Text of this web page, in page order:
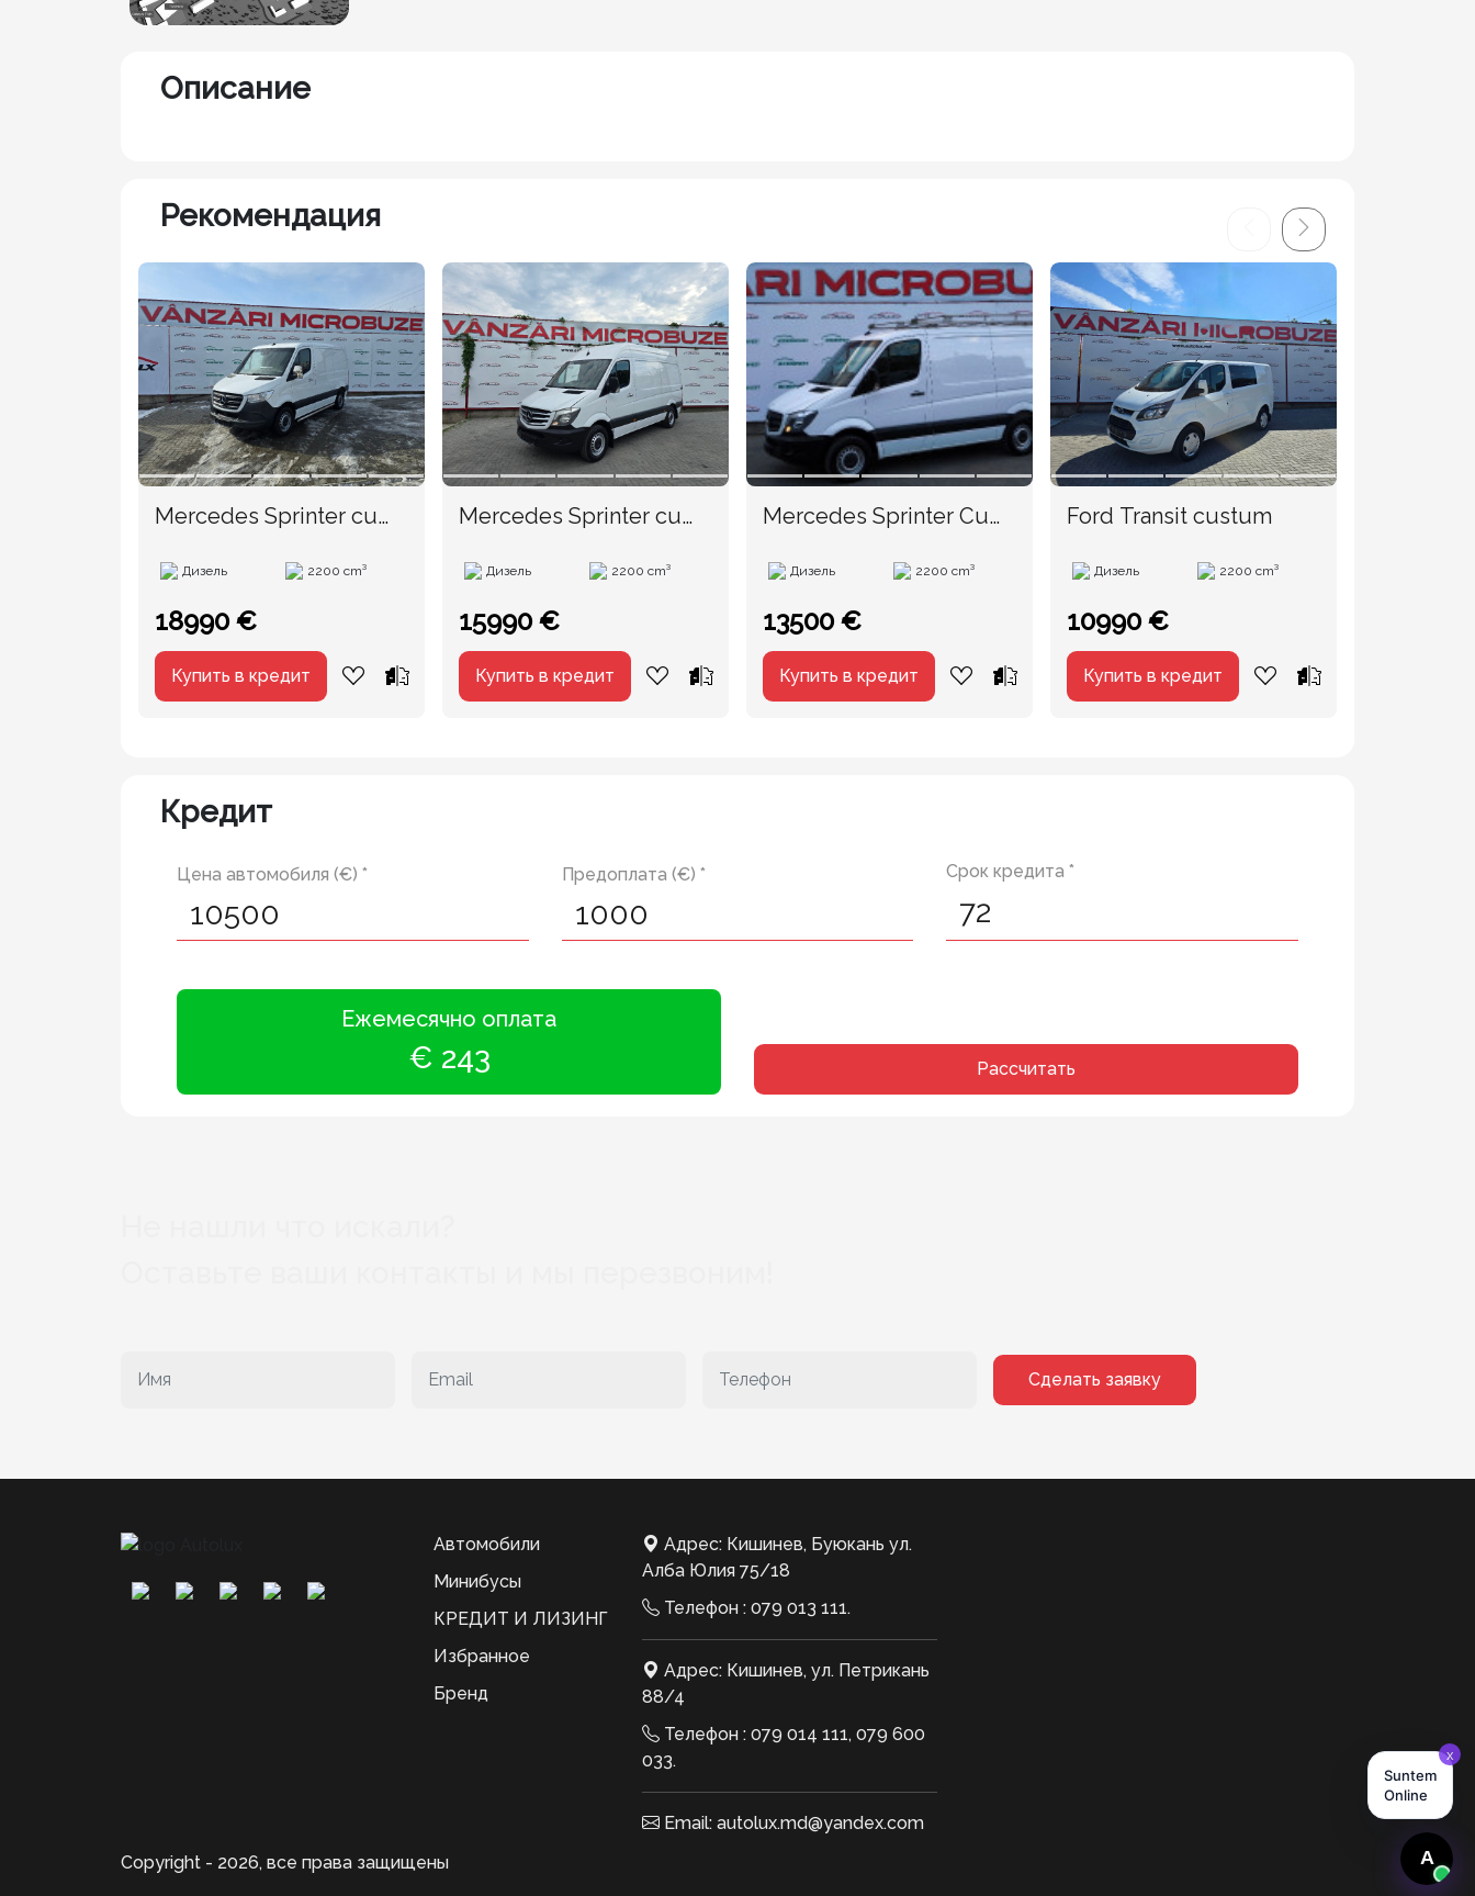
Описание
Рекомендация
Mercedes Sprinter cu
Дизель 2200 cm³
18990 €
Купить в кредит
Mercedes Sprinter cu
Дизель 2200 cm³
15990 €
Купить в кредит
Mercedes Sprinter Cu
Дизель 2200 cm³
13500 €
Купить в кредит
Ford Transit custum
Дизель 2200 cm³
10990 €
Купить в кредит
Кредит
Цена автомобиля (€) * Предоплата (€) * Срок кредита *
Ежемесячно оплата
€ 243 Рассчитать
Сделать заявку
Автомобили
Минибусы
КРЕДИТ И ЛИЗИНГ
Избранное
Бренд
Адрес: Кишинев, Буюкань ул.
Алба Юлия 75/18
Телефон : 079 013 111.
Адрес: Кишинев, ул. Петрикань
88/4
Телефон : 079 014 111, 079 600
033.
Email: autolux.md@yandex.com
Copyright - 2026, все права защищены